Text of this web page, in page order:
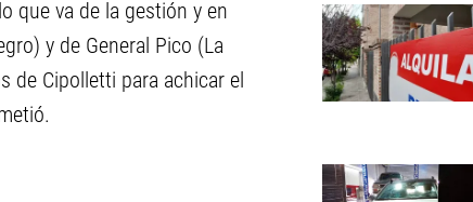
que va de la gestión y en
y de General Pico (La
de Cipolletti para achicar el